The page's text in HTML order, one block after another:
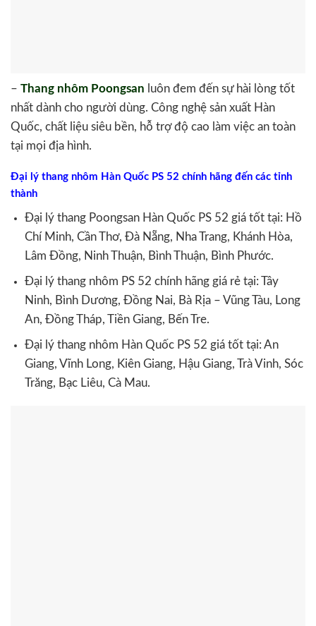
– Thang nhôm Poongsan luôn đem đến sự hài lòng tốt
nhất dành cho người dùng. Công nghệ sản xuất Hàn
Quốc, chất liệu siêu bền, hỗ trợ độ cao làm việc an toàn
tại mọi địa hình.
Đại lý thang nhôm Hàn Quốc PS 52 chính hãng đến các tỉnh
thành
Đại lý thang Poongsan Hàn Quốc PS 52 giá tốt tại: Hồ
Chí Minh, Cần Thơ, Đà Nẵng, Nha Trang, Khánh Hòa,
Lâm Đồng, Ninh Thuận, Bình Thuận, Bình Phước.
Đại lý thang nhôm PS 52 chính hãng giá rẻ tại: Tây
Ninh, Bình Dương, Đồng Nai, Bà Rịa – Vũng Tàu, Long
An, Đồng Tháp, Tiền Giang, Bến Tre.
Đại lý thang nhôm Hàn Quốc PS 52 giá tốt tại: An
Giang, Vĩnh Long, Kiên Giang, Hậu Giang, Trà Vinh, Sóc
Trăng, Bạc Liêu, Cà Mau.